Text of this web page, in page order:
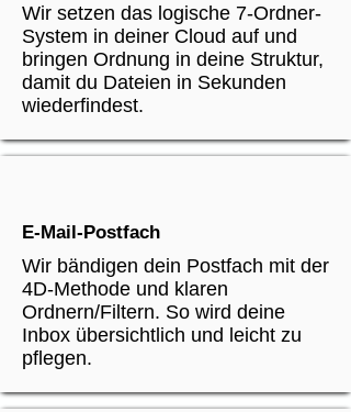
Wir setzen das logische 7-Ordner-
System in deiner Cloud auf und
bringen Ordnung in deine Struktur,
damit du Dateien in Sekunden
wiederfindest.
E-Mail-Postfach
Wir bändigen dein Postfach mit der
4D-Methode und klaren
Ordnern/Filtern. So wird deine
Inbox übersichtlich und leicht zu
pflegen.